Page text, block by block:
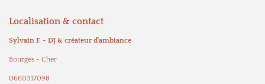
Localisation & contact
Sylvain F. - DJ & créateur d'ambiance
Bourges - Cher
0660317098